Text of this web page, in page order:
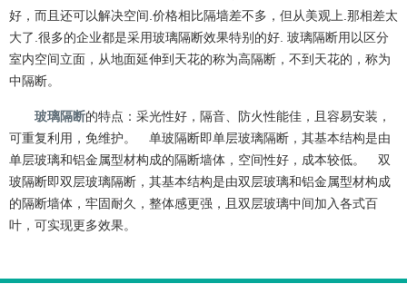
好，而且还可以解决空间.价格相比隔墙差不多，但从美观上.那相差太
大了.很多的企业都是采用玻璃隔断效果特别的好. 玻璃隔断用以区分
室内空间立面，从地面延伸到天花的称为高隔断，不到天花的，称为
中隔断。
玻璃隔断的特点：采光性好，隔音、防火性能佳，且容易安装，
可重复利用，免维护。 单玻隔断即单层玻璃隔断，其基本结构是由
单层玻璃和铝金属型材构成的隔断墙体，空间性好，成本较低。 双
玻隔断即双层玻璃隔断，其基本结构是由双层玻璃和铝金属型材构成
的隔断墙体，牢固耐久，整体感更强，且双层玻璃中间加入各式百
叶，可实现更多效果。